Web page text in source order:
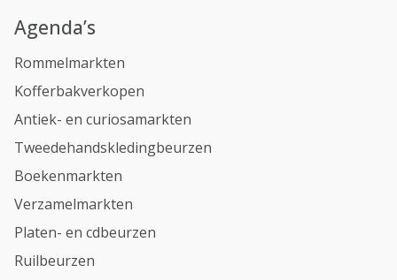
Agenda’s
Rommelmarkten
Kofferbakverkopen
Antiek- en curiosamarkten
Tweedehandskledingbeurzen
Boekenmarkten
Verzamelmarkten
Platen- en cdbeurzen
Ruilbeurzen